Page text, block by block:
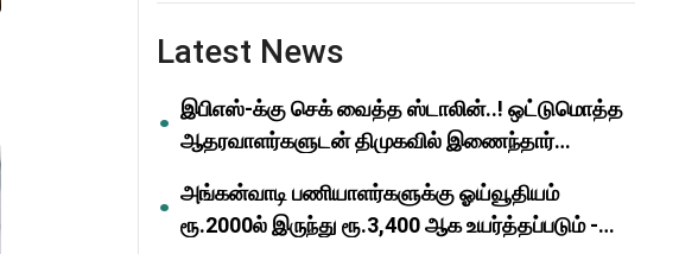
Latest News
இபிஎஸ்-க்கு செக் வைத்த ஸ்டாலின்..! ஒட்டுமொத்த
ஆதரவாளர்களுடன் திமுகவில் இணைந்தார்
அங்கன்வாடி பணியாளர்களுக்கு ஓய்வூதியம்
ரூ.2000ல் இருந்து ரூ.3,400 ஆக உயர்த்தப்படும் -